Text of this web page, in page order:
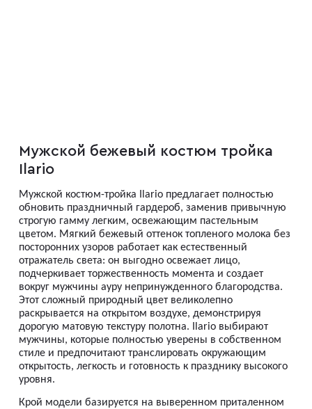
Мужские туфли
Дублёнки
Жилеты
Куртки
Рубашки
Брюки
Мужской бежевый костюм тройка
Ilario
Мужской костюм-тройка Ilario предлагает полностью
обновить праздничный гардероб, заменив привычную
строгую гамму легким, освежающим пастельным
цветом. Мягкий бежевый оттенок топленого молока без
посторонних узоров работает как естественный
отражатель света: он выгодно освежает лицо,
подчеркивает торжественность момента и создает
вокруг мужчины ауру непринужденного благородства.
Этот сложный природный цвет великолепно
раскрывается на открытом воздухе, демонстрируя
дорогую матовую текстуру полотна. Ilario выбирают
мужчины, которые полностью уверены в собственном
стиле и предпочитают транслировать окружающим
открытость, легкость и готовность к празднику высокого
уровня.
Крой модели базируется на выверенном приталенном